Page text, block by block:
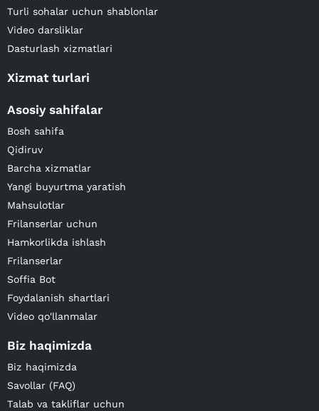
Turli sohalar uchun shablonlar
Video darsliklar
Dasturlash xizmatlari
Xizmat turlari
Asosiy sahifalar
Bosh sahifa
Qidiruv
Barcha xizmatlar
Yangi buyurtma yaratish
Mahsulotlar
Frilanserlar uchun
Hamkorlikda ishlash
Frilanserlar
Soffia Bot
Foydalanish shartlari
Video qo'llanmalar
Biz haqimizda
Biz haqimizda
Savollar (FAQ)
Talab va takliflar uchun